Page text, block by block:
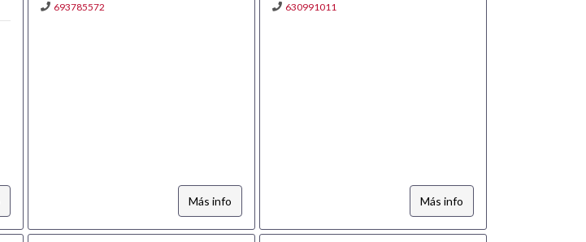
693785572
Más info
630991011
Más info